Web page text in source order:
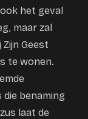
het geval
maar zal
Geest
te wonen.
die benaming
laat de